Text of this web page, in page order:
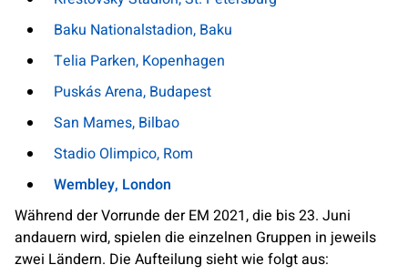
Baku Nationalstadion, Baku
Telia Parken, Kopenhagen
Puskás Arena, Budapest
San Mames, Bilbao
Stadio Olimpico, Rom
Wembley, London
Während der Vorrunde der EM 2021, die bis 23. Juni
andauern wird, spielen die einzelnen Gruppen in jeweils
zwei Ländern. Die Aufteilung sieht wie folgt aus: